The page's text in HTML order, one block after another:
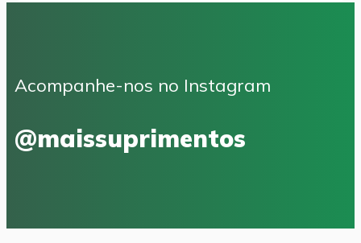
Acompanhe-nos no Instagram
@maissuprimentos